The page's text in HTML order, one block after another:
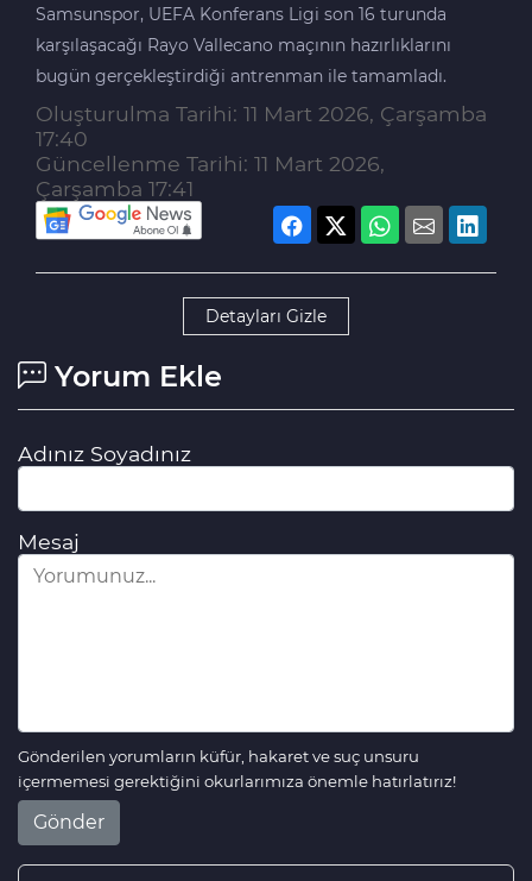
Samsunspor, UEFA Konferans Ligi son 16 turunda
karşılaşacağı Rayo Vallecano maçının hazırlıklarını
bugün gerçekleştirdiği antrenman ile tamamladı.
Oluşturulma Tarihi: 11 Mart 2026, Çarşamba
17:40
Güncellenme Tarihi: 11 Mart 2026,
Çarşamba 17:41
Detayları Gizle
Yorum Ekle
Adınız Soyadınız
Mesaj
Gönderilen yorumların küfür, hakaret ve suç unsuru
içermemesi gerektiğini okurlarımıza önemle hatırlatırız!
Gönder